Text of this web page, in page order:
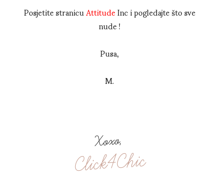
Posjetite stranicuAttitudeInc i pogledajte što sve
nude !
Pusa,
M.
Xoxo,
Click4Chic